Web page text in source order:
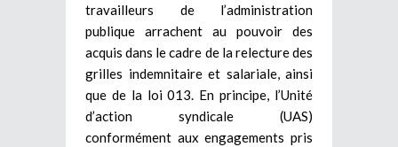
travailleurs de l’administration
publique arrachent au pouvoir des
acquis dans le cadre de la relecture des
grilles indemnitaire et salariale, ainsi
que de la loi 013. En principe, l’Unité
d’action syndicale (UAS)
conformément aux engagements pris